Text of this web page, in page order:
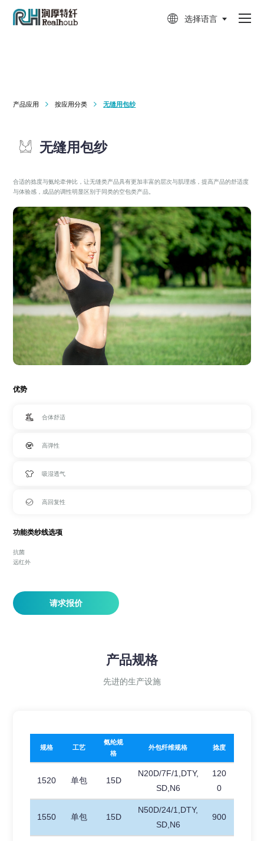
 选择语言
产品应用  按应用分类  无缝用包纱
无缝用包纱
合适的捻度与氨纶牵伸比，让无缝类产品具有更加丰富的层次与肌理感，提高产品的舒适度
与体验感，成品的调性明显区别于同类的空包类产品。
优势
合体舒适
高弹性
吸湿透气
高回复性
功能类纱线选项
抗菌
远红外
请求报价
产品规格
先进的生产设施
​规格 工艺
氨纶规
格
外包纤维规格 捻度
1520 单包 15D
N20D/7F/1,DTY,
SD,N6
120
0
1550 单包 15D
N50D/24/1,DTY,
SD,N6
900